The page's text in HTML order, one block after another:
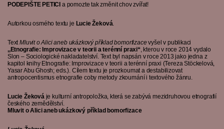
PODEPIŠTE PETICI a pomozte tak změnit chov zvířat!
Autorkou osmého textu je Lucie Žeková
TextMluvit o Alici aneb ukázkový příklad bomorfizacevyšel v publikaci
,,Etnografie: Improvizace v teorii a terénní praxi“ , kterou v roce 2014 vydalo
Slon – Sociologické nakladatelství. Text byl napsán v roce 2013 jako jedna z
kapitol knihy Etnografie: Improvizace v teorii a terénní praxi (Tereza Stöckelová,
Yasar Abu Ghosh; eds.). Cílem textu je prozkoumat a destabilizovat
antropocentismus etnografie coby metody zkoumání i textového žánru.
Lucie Žeková je kulturní antropoložka, která se zabývá mezidruhovou etnografií
českého zemědělství.
Mluvit o Alici aneb ukázkový příklad bomorfizace